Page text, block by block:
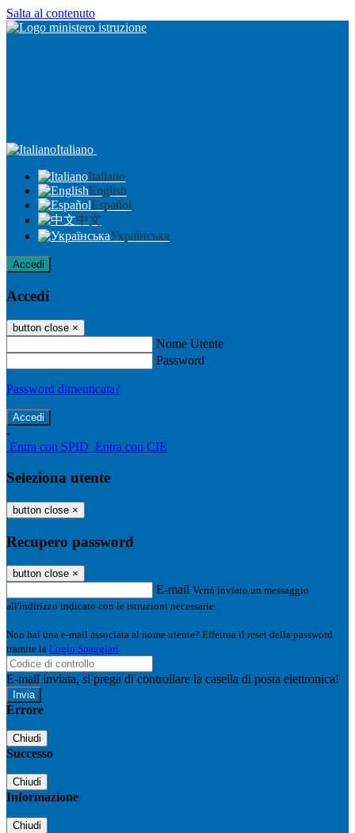
Salta al contenuto
Italiano
Italiano
English
Español
中文
Українська
Accedi
Accedi
button close ×
Nome Utente
Password
Password dimenticata?
-
Entra con SPID Entra con CIE
Seleziona utente
button close ×
Recupero password
button close ×
E-mail Verrà inviato un messaggio
all'indirizzo indicato con le istruzioni necessarie.
Non hai una e-mail associata al nome utente? Effettua il reset della password
tramite la Login Spaggiari
E-mail inviata, si prega di controllare la casella di posta elettronica!
Errore
Chiudi
Successo
Chiudi
Informazione
Chiudi